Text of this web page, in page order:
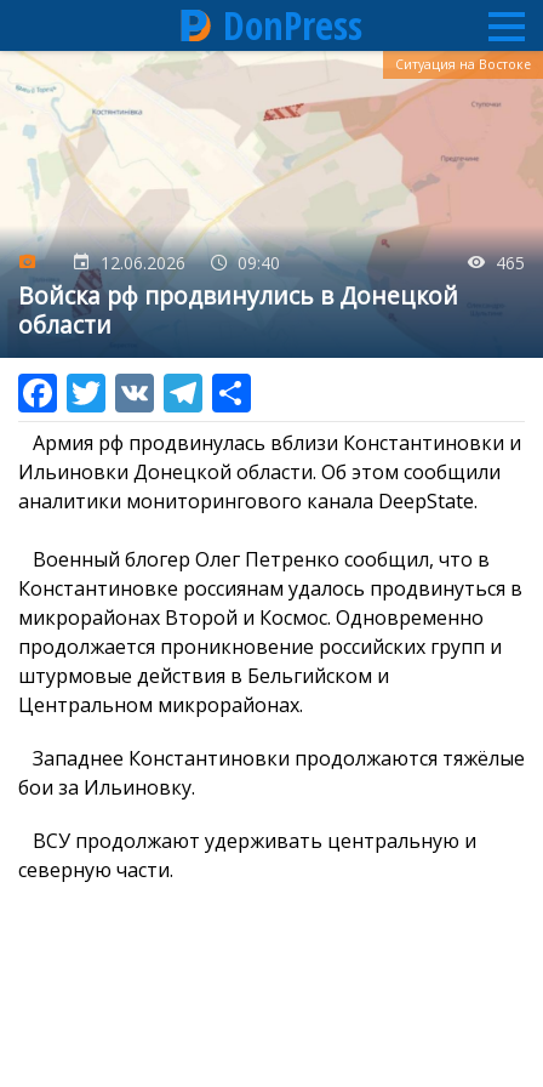
Перейти
основному
содержанию
DonPress
12.06.2026 09:40 465
Войска рф продвинулись в Донецкой
области
Ситуация на Востоке
Армия рф продвинулась вблизи Константиновки и
Ильиновки Донецкой области. Об этом сообщили
аналитики мониторингового канала DeepState.
Военный блогер Олег Петренко сообщил, что в
Константиновке россиянам удалось продвинуться в
микрорайонах Второй и Космос. Одновременно
продолжается проникновение российских групп и
штурмовые действия в Бельгийском и
Центральном микрорайонах.
Западнее Константиновки продолжаются тяжёлые
бои за Ильиновку.
ВСУ продолжают удерживать центральную и
северную части.